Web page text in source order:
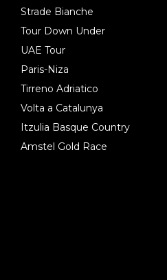
Strade Bianche
Tour Down Under
UAE Tour
Paris-Niza
Tirreno Adriatico
Volta a Catalunya
Itzulia Basque Country
Amstel Gold Race